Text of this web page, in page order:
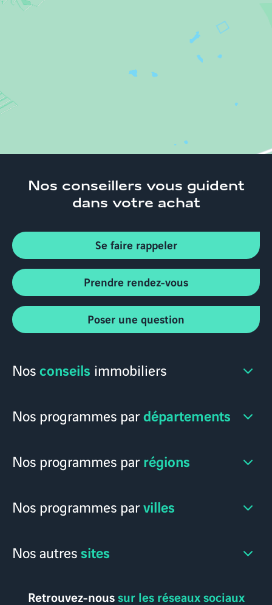
Ile-de-
Appartements neufs
Nos conseillers vous guident
dans votre achat
Se faire rappeler
Prendre rendez-vous
Poser une question
Nosconseils immobiliers
Nos programmes pardépartements
Nos programmes par régions
Nos programmes parvilles
Nos autressites
Retrouvez-noussur les réseaux sociaux